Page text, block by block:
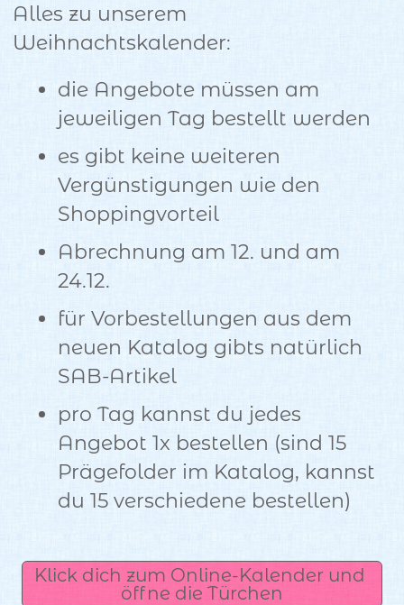
Alles zu unserem
Weihnachtskalender:
die Angebote müssen am
jeweiligen Tag bestellt werden
es gibt keine weiteren
Vergünstigungen wie den
Shoppingvorteil
Abrechnung am 12. und am
24.12.
für Vorbestellungen aus dem
neuen Katalog gibts natürlich
SAB-Artikel
pro Tag kannst du jedes
Angebot 1x bestellen (sind 15
Prägefolder im Katalog, kannst
du 15 verschiedene bestellen)
Klick dich zum Online-Kalender und
öffne die Türchen